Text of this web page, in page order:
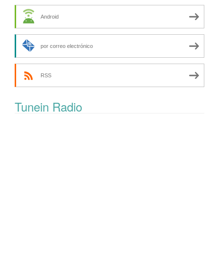
Android
por correo electrónico
RSS
Tunein Radio